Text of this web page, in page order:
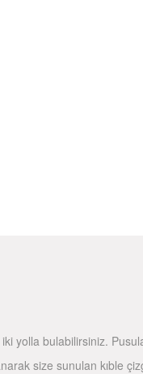
yolla bulabilirsiniz.
size sunulan kıble